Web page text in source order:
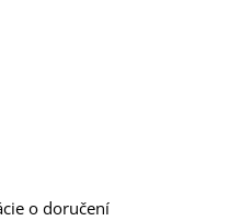
o doručení